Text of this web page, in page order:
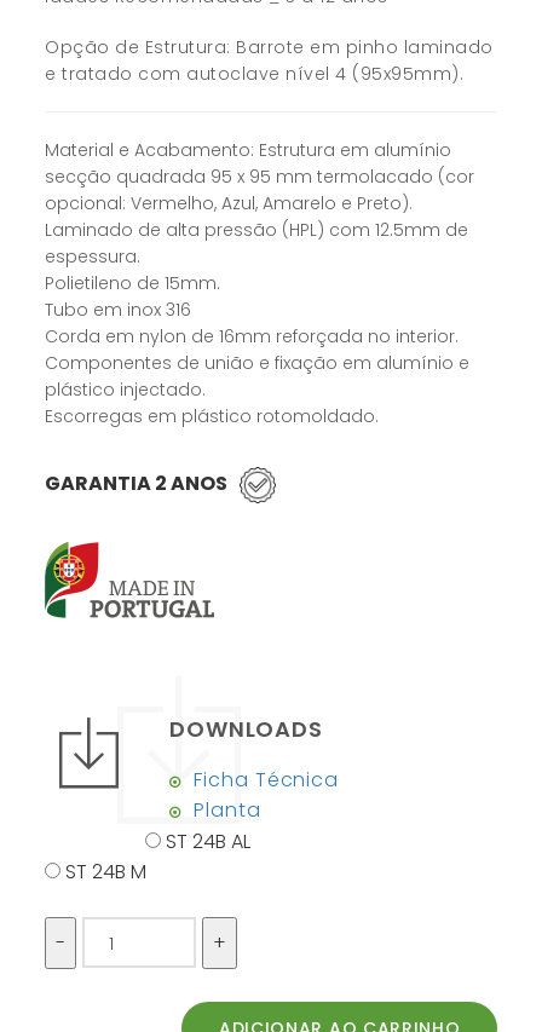
Opção de Estrutura: Barrote em pinho laminado
e tratado com autoclave nível 4 (95x95mm).
Material e Acabamento: Estrutura em alumínio
secção quadrada 95 x 95 mm termolacado (cor
opcional: Vermelho, Azul, Amarelo e Preto).
Laminado de alta pressão (HPL) com 12.5mm de
espessura.
Polietileno de 15mm.
Tubo em inox 316
Corda em nylon de 16mm reforçada no interior.
Componentes de união e fixação em alumínio e
plástico injectado.
Escorregas em plástico rotomoldado.
GARANTIA 2 ANOS
DOWNLOADS
Ficha Técnica
Planta
ST 24B AL
ST 24B M